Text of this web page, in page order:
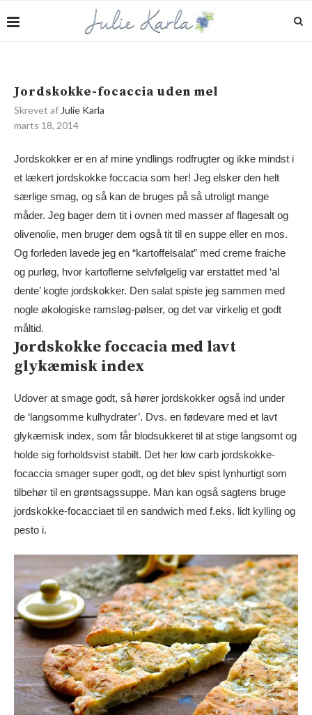
Jordskokke-focaccia uden mel
Skrevet af Julie Karla
marts 18, 2014
Jordskokker er en af mine yndlings rodfrugter og ikke mindst i
et lækert jordskokke foccacia som her! Jeg elsker den helt
særlige smag, og så kan de bruges på så utroligt mange
måder. Jeg bager dem tit i ovnen med masser af flagesalt og
olivenolie, men bruger dem også tit til en suppe eller en mos.
Og forleden lavede jeg en “kartoffelsalat” med creme fraiche
og purløg, hvor kartoflerne selvfølgelig var erstattet med ‘al
dente’ kogte jordskokker. Den salat spiste jeg sammen med
nogle økologiske ramsløg-pølser, og det var virkelig et godt
måltid.
Jordskokke foccacia med lavt
glykæmisk index
Udover at smage godt, så hører jordskokker også ind under
de ‘langsomme kulhydrater’. Dvs. en fødevare med et lavt
glykæmisk index, som får blodsukkeret til at stige langsomt og
holde sig forholdsvist stabilt. Det her low carb jordskokke-
focaccia smager super godt, og det blev spist lynhurtigt som
tilbehør til en grøntsagssuppe. Man kan også sagtens bruge
jordskokke-focacciaet til en sandwich med f.eks. lidt kylling og
pesto i.